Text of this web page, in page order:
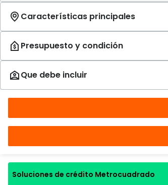
Soluciones de crédito Metrocuadrado